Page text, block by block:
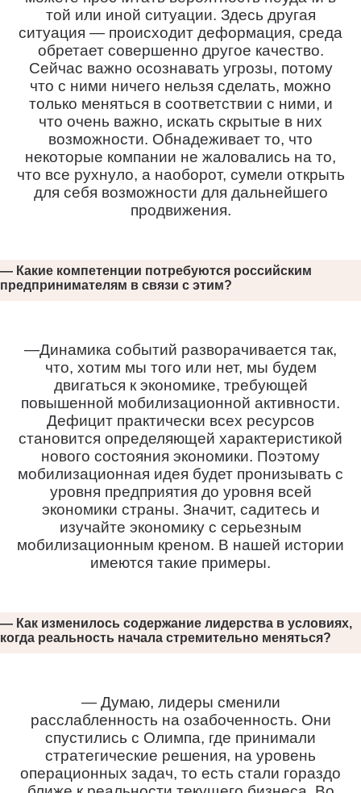
той или иной ситуации. Здесь другая
ситуация — происходит деформация, среда
обретает совершенно другое качество.
Сейчас важно осознавать угрозы, потому
что с ними ничего нельзя сделать, можно
только меняться в соответствии с ними, и
что очень важно, искать скрытые в них
возможности. Обнадеживает то, что
некоторые компании не жаловались на то,
что все рухнуло, а наоборот, сумели открыть
для себя возможности для дальнейшего
продвижения.
— Какие компетенции потребуются российским
предпринимателям в связи с этим?
—Динамика событий разворачивается так,
что, хотим мы того или нет, мы будем
двигаться к экономике, требующей
повышенной мобилизационной активности.
Дефицит практически всех ресурсов
становится определяющей характеристикой
нового состояния экономики. Поэтому
мобилизационная идея будет пронизывать с
уровня предприятия до уровня всей
экономики страны. Значит, садитесь и
изучайте экономику с серьезным
мобилизационным креном. В нашей истории
имеются такие примеры.
— Как изменилось содержание лидерства в условиях,
когда реальность начала стремительно меняться?
— Думаю, лидеры сменили
расслабленность на озабоченность. Они
спустились с Олимпа, где принимали
стратегические решения, на уровень
операционных задач, то есть стали гораздо